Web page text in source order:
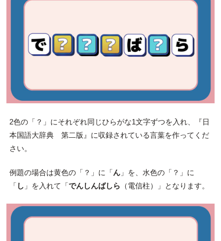
2色の「？」にそれぞれ同じひらがな1文字ずつを入れ、『日
本国語大辞典 第二版』に収録されている言葉を作ってくだ
さい。
例題の場合は黄色の「？」に「ん」を、水色の「？」に
「 し 」を入れて「でんしんばしら （電信柱）」となります。